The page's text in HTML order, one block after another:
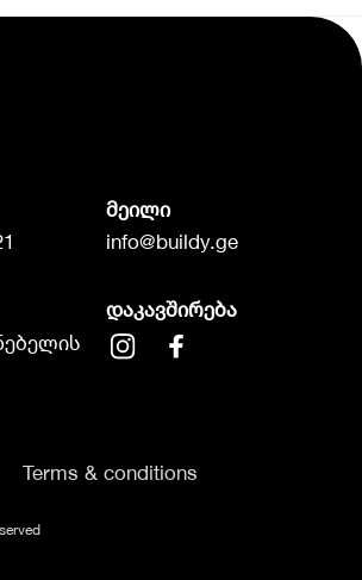
მეილი
info@buildy.ge
დაკავშირება
Terms & conditions